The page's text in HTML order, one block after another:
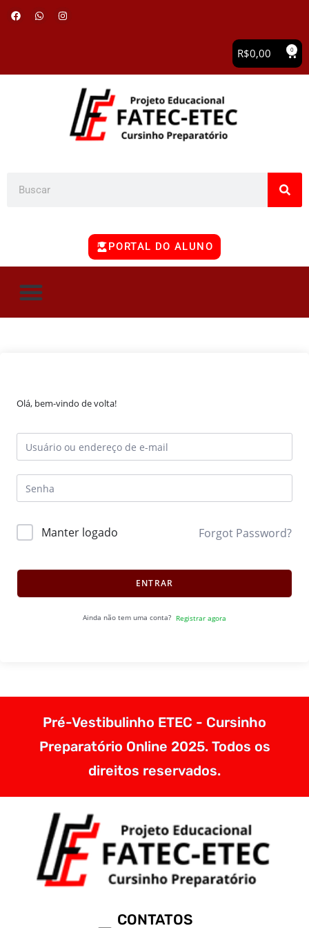
R$0,00 0
PORTAL DO ALUNO
Olá, bem-vindo de volta!
Manter logado Forgot Password?
ENTRAR
Ainda não tem uma conta? Registrar agora
Pré-Vestibulinho ETEC - Cursinho
Preparatório Online 2025. Todos os
direitos reservados.
CONTATOS